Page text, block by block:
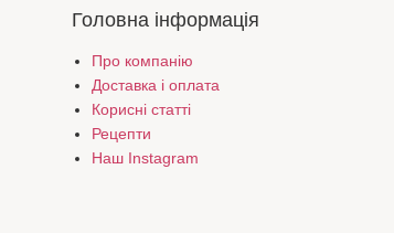
Головна інформація
Про компанію
Доставка і оплата
Корисні статті
Рецепти
Наш Instagram